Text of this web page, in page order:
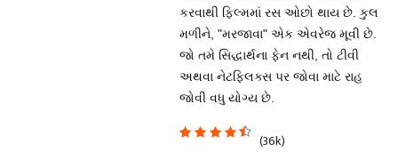
કરવાથી ફિલ્મમાં રસ ઓછો થાય છે. કુલ
મળીને, "મરજાવા" એક એવરેજ મૂવી છે.
જો તમે સિદ્ધાર્થના ફેન નથી, તો ટીવી
અથવા નેટફ્લિક્સ પર જોવા માટે રાહ
જોવી વધુ યોગ્ય છે.
(36k)